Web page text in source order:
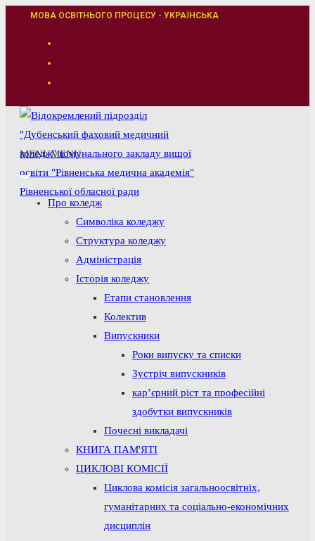
ПерейтиМОВА ОСВІТНЬОГО ПРОЦЕСУ - УКРАЇНСЬКА
MENUMENU
Про коледж
Символіка коледжу
Структура коледжу
Адміністрація
Історія коледжу
Етапи становлення
Колектив
Випускники
Роки випуску та списки
Зустріч випускників
кар’єрний ріст та професійні
здобутки випускників
Почесні викладачі
КНИГА ПАМ'ЯТІ
ЦИКЛОВІ КОМІСІЇ
Циклова комісія загальноосвітніх,
гуманітарних та соціально-економічних
дисциплін